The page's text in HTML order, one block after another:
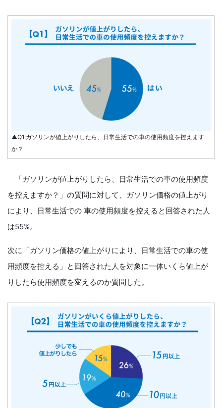
▲Q1.ガソリンが値上がりしたら、日常生活での車の使用頻度を控えます
か？
「ガソリンが値上がりしたら、日常生活での車の使用頻度
を控えますか？」の質問に対して、ガソリン価格の値上がり
により、日常生活での 車の使用頻度を控えると回答された人
は55%。
次に「ガソリン価格の値上がりにより、日常生活での車の使
用頻度を控える」と回答された人を対象に一体いくら値上が
りしたら使用頻度を変えるのか質問した。